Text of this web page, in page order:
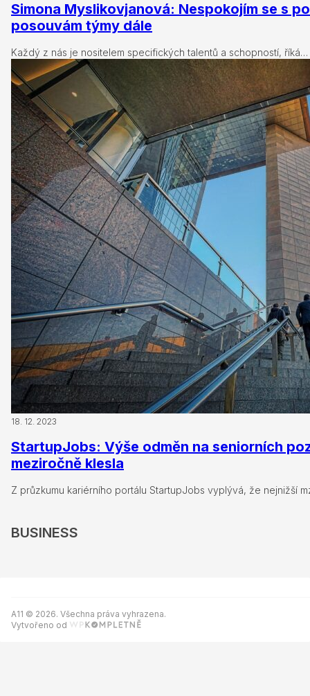
Simona Myslikovjanová: Nespokojím se s
posouvám týmy dále
Každý z nás je nositelem specifických talentů a schopností, říká…
18. 12. 2023
StartupJobs: Výše odměn na seniorních
meziročně klesla
Z průzkumu kariérního portálu StartupJobs vyplývá, že nejnižší
BUSINESS
A11 © 2026. Všechna práva vyhrazena.
Vytvořeno od